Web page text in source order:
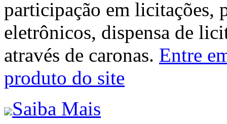
participação em licitações,
eletrônicos, dispensa de
através de caronas. Entre
produto do site
Saiba Mais